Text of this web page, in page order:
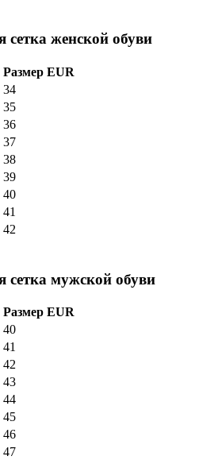
женской обуви
Размер EUR
34
35
36
37
38
39
40
41
42
сетка мужской обуви
Размер EUR
40
41
42
43
44
45
46
47